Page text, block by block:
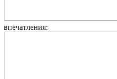
впечатления: